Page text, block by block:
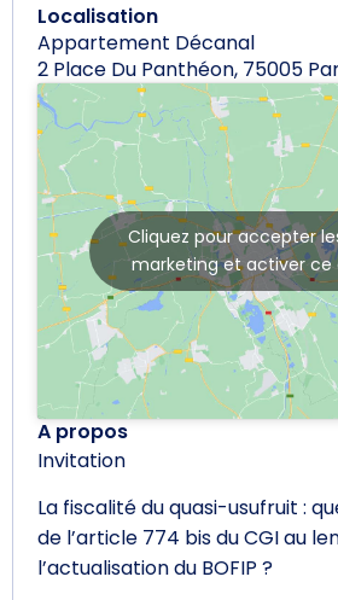
Localisation
Appartement Décanal
2 Place Du Panthéon, 75005
Cliquez pour accepter
marketing et activer
A propos
Invitation
La fiscalité du quasi-usufruit :
de l’article 774 bis du CGI au
l’actualisation du BOFIP ?